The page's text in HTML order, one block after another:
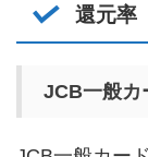
還元率
JCB一般カ